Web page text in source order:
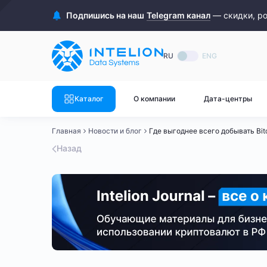
Подпишись на наш Telegram канал — скидки,
RU ENG
Каталог О компании Дата-центры
ASIC майнеры
Bitmain
Innosilicon
Iceriver
Смотреть весь каталог
Готовый
Готовый
Готовый
Готовый
Готовый
Главная Новости и блог Где выгоднее всего добывать
Назад